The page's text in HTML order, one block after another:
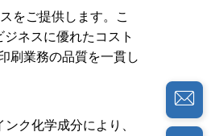
をご提供します。こ
ネスに優れたコスト
刷業務の品質を一貫し
ク化学成分により、